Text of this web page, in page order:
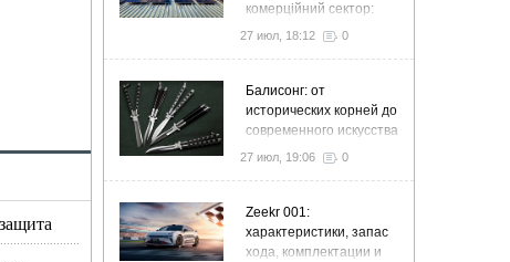
комерційний сектор:
стратегія розвитку та
27 июл, 18:12 0
Балисонг: от
исторических корней до
современного искусства
флиппинга
27 июл, 19:06 0
Zeekr 001:
характеристики, запас
хода, комплектации и